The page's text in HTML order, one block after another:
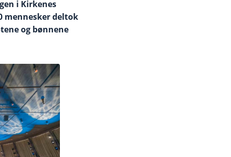
i Kirkenes
mennesker deltok
og bønnene